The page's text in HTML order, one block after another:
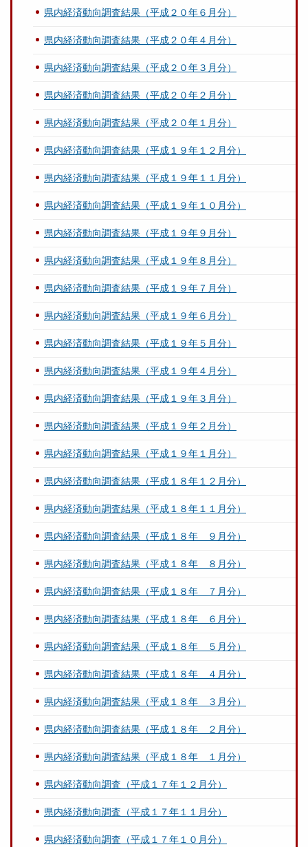
県内経済動向調査結果（平成２０年６月分）
県内経済動向調査結果（平成２０年４月分）
県内経済動向調査結果（平成２０年３月分）
県内経済動向調査結果（平成２０年２月分）
県内経済動向調査結果（平成２０年１月分）
県内経済動向調査結果（平成１９年１２月分）
県内経済動向調査結果（平成１９年１１月分）
県内経済動向調査結果（平成１９年１０月分）
県内経済動向調査結果（平成１９年９月分）
県内経済動向調査結果（平成１９年８月分）
県内経済動向調査結果（平成１９年７月分）
県内経済動向調査結果（平成１９年６月分）
県内経済動向調査結果（平成１９年５月分）
県内経済動向調査結果（平成１９年４月分）
県内経済動向調査結果（平成１９年３月分）
県内経済動向調査結果（平成１９年２月分）
県内経済動向調査結果（平成１９年１月分）
県内経済動向調査結果（平成１８年１２月分）
県内経済動向調査結果（平成１８年１１月分）
県内経済動向調査結果（平成１８年 ９月分）
県内経済動向調査結果（平成１８年 ８月分）
県内経済動向調査結果（平成１８年 ７月分）
県内経済動向調査結果（平成１８年 ６月分）
県内経済動向調査結果（平成１８年 ５月分）
県内経済動向調査結果（平成１８年 ４月分）
県内経済動向調査結果（平成１８年 ３月分）
県内経済動向調査結果（平成１８年 ２月分）
県内経済動向調査結果（平成１８年 １月分）
県内経済動向調査（平成１７年１２月分）
県内経済動向調査（平成１７年１１月分）
県内経済動向調査（平成１７年１０月分）